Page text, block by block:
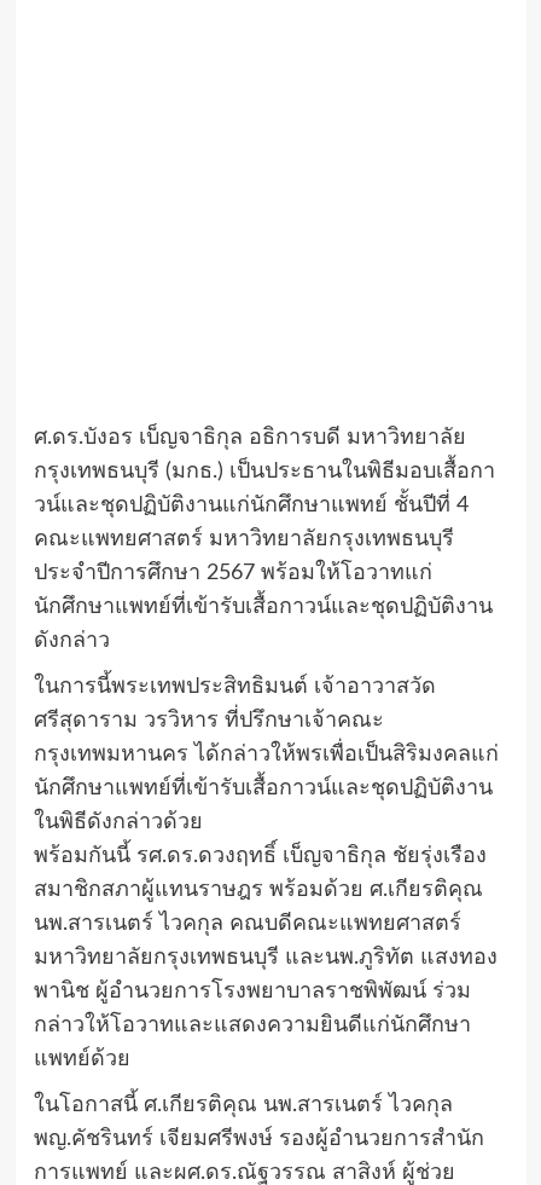
ศ.ดร.บังอร เบ็ญจาธิกุล อธิการบดี มหาวิทยาลัย
กรุงเทพธนบุรี (มกธ.) เป็นประธานในพิธีมอบเสื้อกา
วน์และชุดปฏิบัติงานแก่นักศึกษาแพทย์ ชั้นปีที่ 4
คณะแพทยศาสตร์ มหาวิทยาลัยกรุงเทพธนบุรี
ประจำปีการศึกษา 2567 พร้อมให้โอวาทแก่
นักศึกษาแพทย์ที่เข้ารับเสื้อกาวน์และชุดปฏิบัติงาน
ดังกล่าว
ในการนี้พระเทพประสิทธิมนต์ เจ้าอาวาสวัด
ศรีสุดาราม วรวิหาร ที่ปรึกษาเจ้าคณะ
กรุงเทพมหานคร ได้กล่าวให้พรเพื่อเป็นสิริมงคลแก่
นักศึกษาแพทย์ที่เข้ารับเสื้อกาวน์และชุดปฏิบัติงาน
ในพิธีดังกล่าวด้วย
พร้อมกันนี้ รศ.ดร.ดวงฤทธิ์ เบ็ญจาธิกุล ชัยรุ่งเรือง
สมาชิกสภาผู้แทนราษฎร พร้อมด้วย ศ.เกียรติคุณ
นพ.สารเนตร์ ไวคกุล คณบดีคณะแพทยศาสตร์
มหาวิทยาลัยกรุงเทพธนบุรี และนพ.ภูริทัต แสงทอง
พานิช ผู้อำนวยการโรงพยาบาลราชพิพัฒน์ ร่วม
กล่าวให้โอวาทและแสดงความยินดีแก่นักศึกษา
แพทย์ด้วย
ในโอกาสนี้ ศ.เกียรติคุณ นพ.สารเนตร์ ไวคกุล
พญ.คัชรินทร์ เจียมศรีพงษ์ รองผู้อำนวยการสำนัก
การแพทย์ และผศ.ดร.ณัฐวรรณ สาสิงห์ ผู้ช่วย